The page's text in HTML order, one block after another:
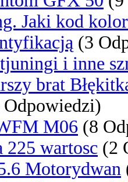
Jaki kod
(3
i inne
brat
Odpowiedzi)
M06 (8
225 wartosc (2
Motorydwan